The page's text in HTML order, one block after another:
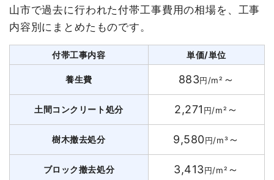
山市で過去に行われた付帯工事費用の相場を、工事
内容別にまとめたものです。
付帯工事内容 単価/単位
養生費 883円/m² ～
土間コンクリート処分 2,271 円/m² ～
樹木撤去処分 9,580円/m³～
ブロック撤去処分 3,413円/m² ～